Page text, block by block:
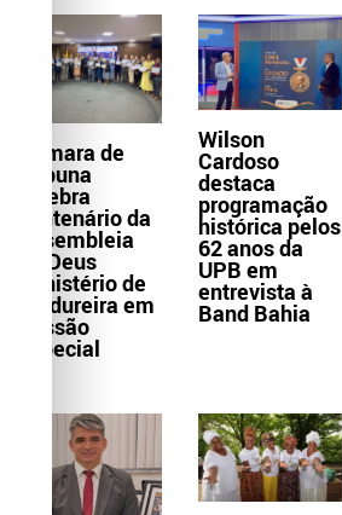
Câmara de
Itabuna
celebra
centenário da
Assembleia
de Deus
Ministério de
Madureira em
Sessão
Especial
Wilson
Cardoso
destaca
programação
histórica pelos
62 anos da
UPB em
entrevista à
Band Bahia